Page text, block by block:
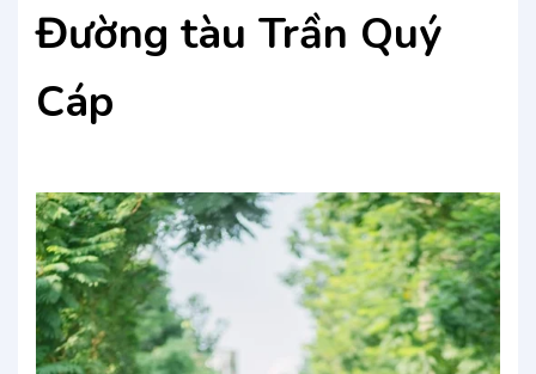
Đường tàu Trần Quý
Cáp